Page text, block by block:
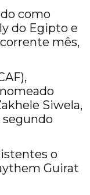
como
do Egipto e
mês,
Siwela,
segundo
o
Guirat